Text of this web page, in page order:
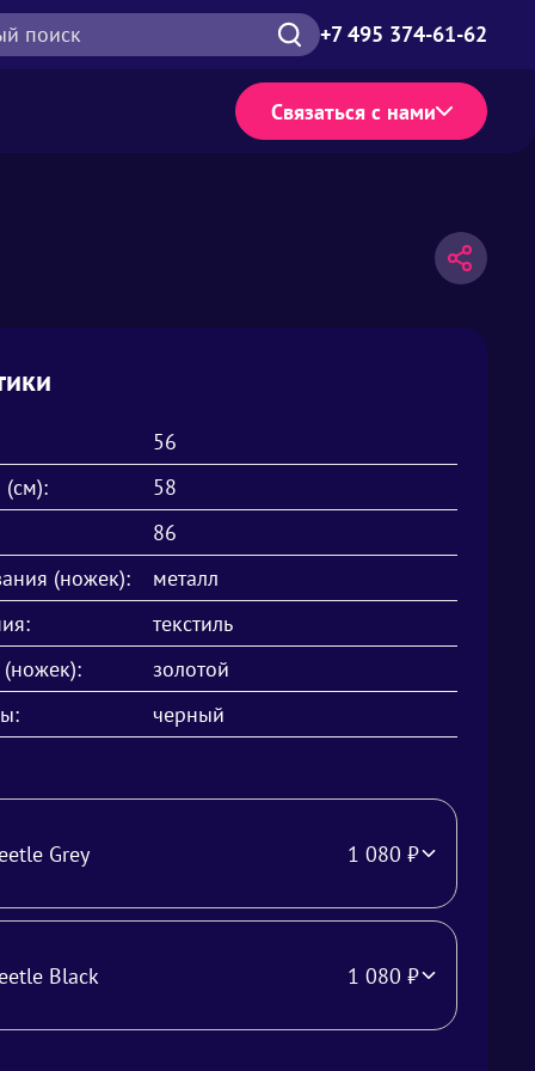
поиск +7 495 374-61-62
Связаться с нами
56
(см):
58
86
(ножек):
металл
текстиль
золотой
черный
Grey 1 080 ₽
Black 1 080 ₽